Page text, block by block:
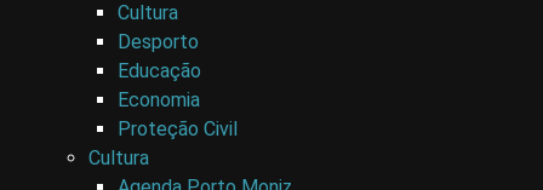
Cultura
Desporto
Educação
Economia
Proteção Civil
Cultura